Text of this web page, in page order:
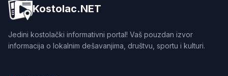
Kostolac.NET
Jedini kostolački informativni portal! Vaš pouzdan izvor
informacija o lokalnim dešavanjima, društvu, sportu i kulturi.